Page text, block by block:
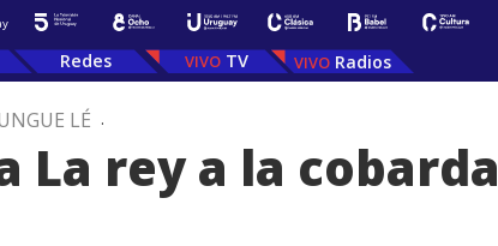
Redes TV Radios
LÉ .
rey a la cobarda